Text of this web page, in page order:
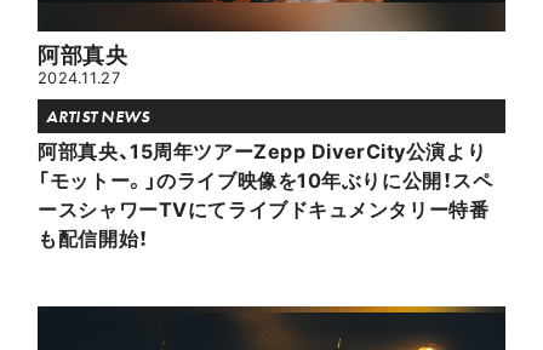
阿部真央
2024.11.27
ARTIST NEWS
阿部真央、15周年ツアーZepp DiverCity公演より
「モットー。」のライブ映像を10年ぶりに公開！スペ
ースシャワーTVにてライブドキュメンタリー特番
も配信開始！